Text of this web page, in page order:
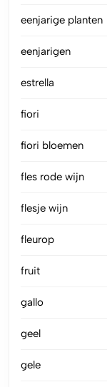
eenjarige planten
eenjarigen
estrella
fiori
fiori bloemen
fles rode wijn
flesje wijn
fleurop
fruit
gallo
geel
gele